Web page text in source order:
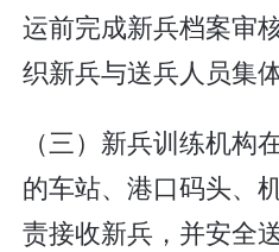
运前完成新兵档案审
织新兵与送兵人员集
（三）新兵训练机构
的车站、港口码头、
责接收新兵，并安全